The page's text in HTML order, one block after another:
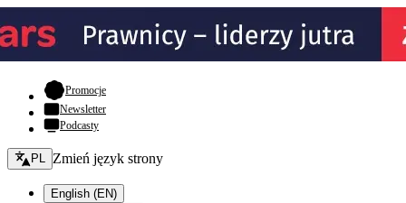
Promocje- otwiera się w nowej karcie
Newsletter
Podcasty
Zmień język - bieżący:
PL Zmień język strony
English (EN)